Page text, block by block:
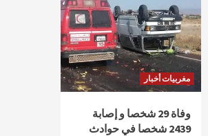
مغربيات أخبار
وفاة 29 شخصا و إصابة
2439 شخصا في حوادث